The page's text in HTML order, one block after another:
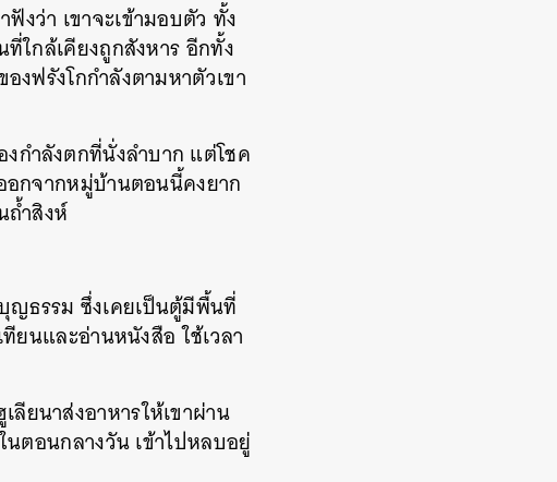
งว่า เขาจะเข้ามอบตัว ทั้ง
ใกล้เคียงถูกสังหาร อีกทั้ง
งฟรังโกกำลังตามหาตัวเขา
งกำลังตกที่นั่งลำบาก แต่โชค
อกจากหมู่บ้านตอนนี้คงยาก
ถ้ำสิงห์
ญธรรม ซึ่งเคยเป็นตู้มีพื้นที่
ยนและอ่านหนังสือ ใช้เวลา
ยนาส่งอาหารให้เขาผ่าน
ตอนกลางวัน เข้าไปหลบอยู่